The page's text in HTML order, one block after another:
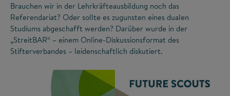
Brauchen wir in der Lehrkräfteausbildung noch das
Referendariat? Oder sollte es zugunsten eines dualen
Studiums abgeschafft werden? Darüber wurde in der
„StreitBAR“ – einem Online-Diskussionsformat des
Stifterverbandes – leidenschaftlich diskutiert.